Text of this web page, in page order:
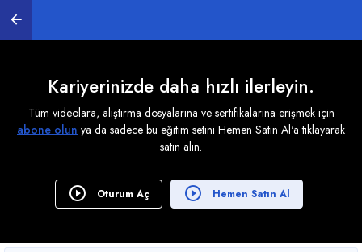
Kariyerinizde daha hızlı ilerleyin.
Tüm videolara, alıştırma dosyalarına ve sertifikalarına erişmek için
abone olun ya da sadece bu eğitim setini Hemen Satın Al'a tıklayarak
satın alın.
Oturum Aç Hemen Satın Al
DAX'da Kullanılan Operatörler
09:36
Hesaplanmış Sütunlar ile Çalışmak
DAX Ölçüler ile Çalışmak
Toparlama Fonksiyonları
İteratörler ile çalışmak